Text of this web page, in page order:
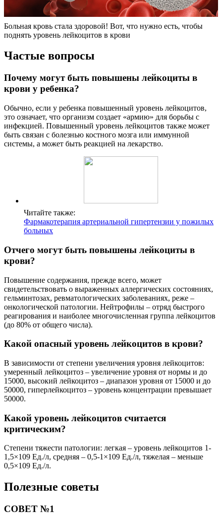
Больная кровь стала здоровой! Вот, что нужно есть, чтобы
поднять уровень лейкоцитов в крови
Частые вопросы
Почему могут быть повышены лейкоциты в
крови у ребенка?
Обычно, если у ребенка повышенный уровень лейкоцитов,
это означает, что организм создает «армию» для борьбы с
инфекцией. Повышенный уровень лейкоцитов также может
быть связан с болезнью костного мозга или иммунной
системы, а может быть реакцией на лекарство.
Читайте также:
Фармакотерапия артериальной гипертензии у пожилых
больных
Отчего могут быть повышены лейкоциты в
крови?
Повышение содержания, прежде всего, может
свидетельствовать о выраженных аллергических состояниях,
гельминтозах, ревматологических заболеваниях, реже –
онкологической патологии. Нейтрофилы – отряд быстрого
реагирования и наиболее многочисленная группа лейкоцитов
(до 80% от общего числа).
Какой опасный уровень лейкоцитов в крови?
В зависимости от степени увеличения уровня лейкоцитов:
умеренный лейкоцитоз – увеличение уровня от нормы и до
15000, высокий лейкоцитоз – диапазон уровня от 15000 и до
50000, гиперлейкоцитоз – уровень концентрации превышает
50000.
Какой уровень лейкоцитов считается
критическим?
Степени тяжести патологии: легкая – уровень лейкоцитов 1-
1,5×109 Ед./л, средняя – 0,5-1×109 Ед./л, тяжелая – меньше
0,5×109 Ед./л.
Полезные советы
СОВЕТ №1